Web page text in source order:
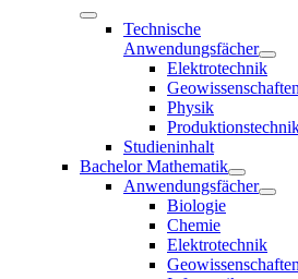
Technische
Anwendungsfächer
Elektrotechnik
Physik
Studieninhalt
Bachelor Mathematik
Anwendungsfächer
Biologie
Chemie
Elektrotechnik